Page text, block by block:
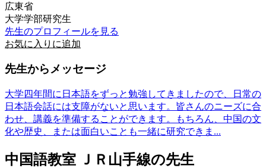
広東省
大学学部研究生
先生のプロフィールを見る
お気に入りに追加
先生からメッセージ
大学四年間に日本語をずっと勉強してきましたので、日常の
日本語会話には支障がないと思います。皆さんのニーズに合
わせ、講義を準備することができます。もちろん、中国の文
化や歴史、または面白いことも一緒に研究できま...
中国語教室 ＪＲ山手線の先生